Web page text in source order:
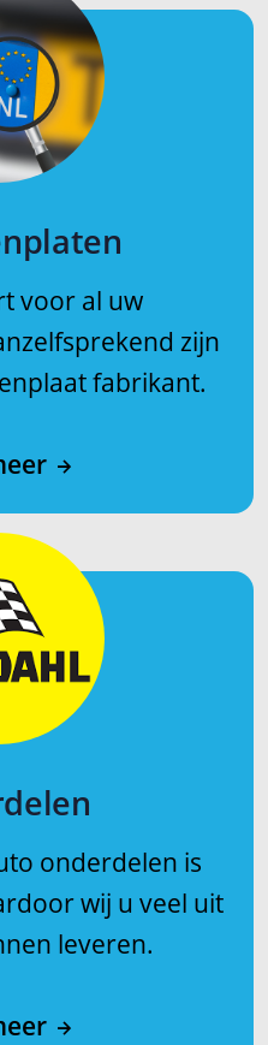
voor al uw
zijn
fabrikant.
onderdelen is
wij u veel uit
leveren.